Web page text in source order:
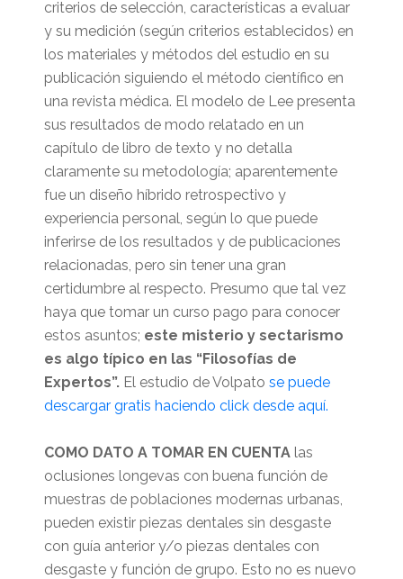
criterios de selección, características a evaluar
y su medición (según criterios establecidos) en
los materiales y métodos del estudio en su
publicación siguiendo el método científico en
una revista médica. El modelo de Lee presenta
sus resultados de modo relatado en un
capítulo de libro de texto y no detalla
claramente su metodología; aparentemente
fue un diseño híbrido retrospectivo y
experiencia personal, según lo que puede
inferirse de los resultados y de publicaciones
relacionadas, pero sin tener una gran
certidumbre al respecto. Presumo que tal vez
haya que tomar un curso pago para conocer
estos asuntos; este misterio y sectarismo
es algo típico en las “Filosofías de
Expertos”. El estudio de Volpato se puede
descargar gratis haciendo click desde aquí.
COMO DATO A TOMAR EN CUENTAlas
oclusiones longevas con buena función de
muestras de poblaciones modernas urbanas,
pueden existir piezas dentales sin desgaste
con guía anterior y/o piezas dentales con
desgaste y función de grupo. Esto no es nuevo